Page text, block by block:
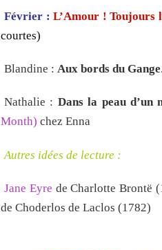
Février : L’Amour !
courtes)
Blandine : Aux bords du Gange
Nathalie : Dans la peau d’un
Month) chez Enna
Autres idées de lecture :
Jane Eyre de Charlotte Brontë
de Choderlos de Laclos (1782)